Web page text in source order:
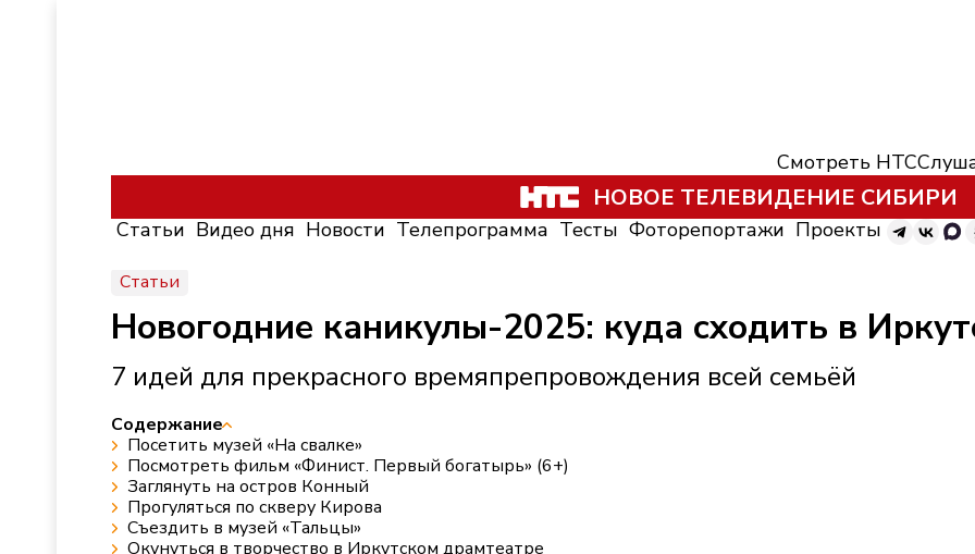
Смотреть НТС
НОВОЕ ТЕЛЕВИДЕНИЕ СИБИРИ
Статьи Видео дня Новости Телепрограмма Тесты Фоторепортажи Проекты
Статьи
Новогодние каникулы-2025: куда сходить в
7 идей для прекрасного времяпрепровождения всей семьёй
Содержание
Посетить музей «На свалке»
Посмотреть фильм «Финист. Первый богатырь» (6+)
Заглянуть на остров Конный
Прогуляться по скверу Кирова
Съездить в музей «Тальцы»
Окунуться в творчество в Иркутском драмтеатре